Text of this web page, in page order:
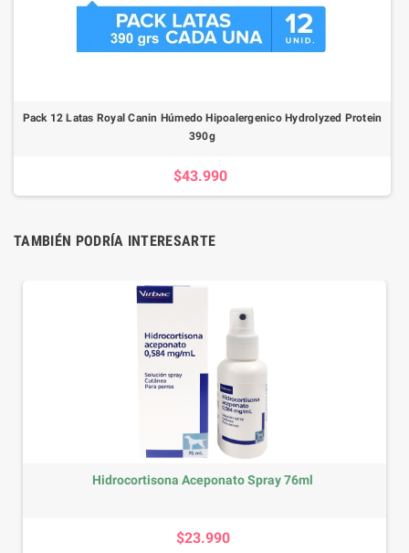
Pack 12 Latas Royal Canin Húmedo Hipoalergenico Hydrolyzed Protein
390g
$43.990
TAMBIÉN PODRÍA INTERESARTE
Hidrocortisona Aceponato Spray 76ml
$23.990